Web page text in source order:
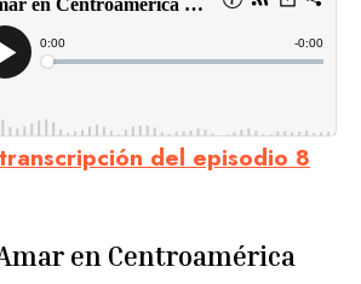
del episodio 8
en Centroamérica